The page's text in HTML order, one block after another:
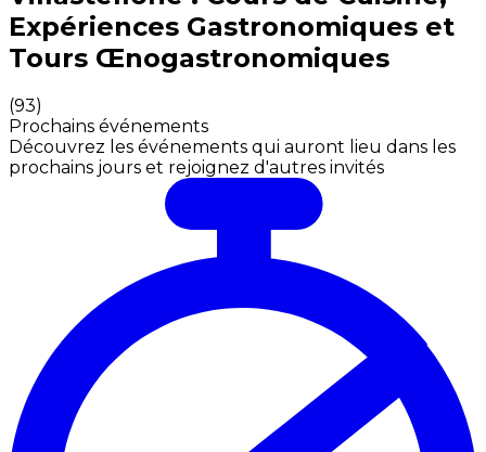
Expériences Gastronomiques et
Tours Œnogastronomiques
(93)
Prochains événements
Découvrez les événements qui auront lieu dans les
prochains jours et rejoignez d'autres invités